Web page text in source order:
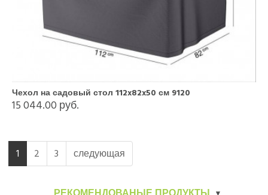
Чехол на садовый стол 112x82x50 см 9120
15 044.00 руб.
1 2 3 следующая